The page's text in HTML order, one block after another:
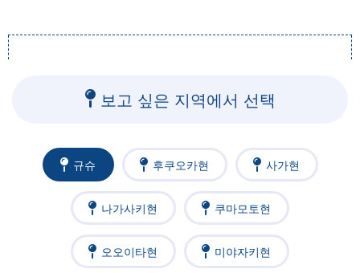
보고 싶은 지역에서 선택
규슈 후쿠오카현 사가현
나가사키현 쿠마모토현
오오이타현 미야자키현